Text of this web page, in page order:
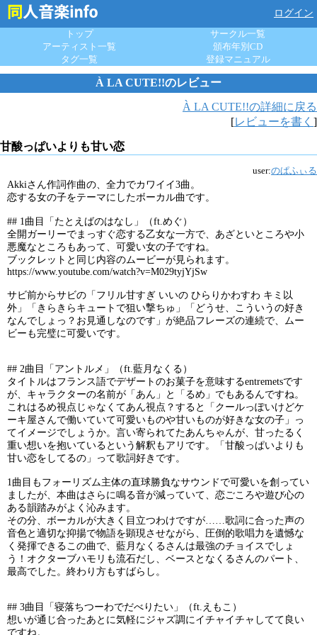
ログイン
トップ
サークル一覧
アーティスト一覧
頒布年別CD
タグ一覧
登録マニュアル
À LA CUTE!!のレビュー
À LA CUTE!!の詳細に戻る
[レビューを書く ]
甘酸っぱいよりも甘い恋
user:のぱふぃる
Akkiさん作詞作曲の、全力でカワイイ3曲。
恋する女の子をテーマにしたボーカル曲です。
## 1曲目「たとえばのはなし」（ft.めぐ）
全開ガーリーでまっすぐ恋する乙女な一方で、あざといところや小
悪魔なところもあって、可愛い女の子ですね。
ブックレットと同じ内容のムービーが見られます。
https://www.youtube.com/watch?v=M029tyjYjSw
サビ前からサビの「フリル甘すぎ いいの ひらりかわすわ キミ以
外」「きらきらキュートで狙い撃ちゅ」「どうせ、こういうの好き
なんでしょっ？お見通しなのです」が絶品フレーズの連続で、ムー
ビーも完璧に可愛いです。
## 2曲目「アントルメ」（ft.藍月なくる）
タイトルはフランス語でデザートのお菓子を意味するentremetsです
が、キャラクターの名前が「あん」と「るめ」でもあるんですね。
これはるめ視点じゃなくてあん視点？すると「クールっぽいけどケ
ーキ屋さんで働いていて可愛いものや甘いものが好きな女の子」っ
てイメージでしょうか。言い寄られてたあんちゃんが、甘ったるく
重い想いを抱いているという解釈もアリです。「甘酸っぱいよりも
甘い恋をしてるの」って歌詞好きです。
1曲目もフォーリズム主体の直球勝負なサウンドで可愛いを創ってい
ましたが、本曲はさらに鳴る音が減っていて、恋ごころや遊び心の
ある韻踏みがよく沁みます。
その分、ボーカルが大きく目立つわけですが……歌詞に合った声の
音色と適切な抑揚で物語を顕現させながら、圧倒的歌唱力を遺憾な
く発揮できるこの曲で、藍月なくるさんは最強のチョイスでしょ
う！オクターブハモリも流石だし、ベースとなくるさんのパート、
最高でした。終わり方もすばらし。
## 3曲目「寝落ちつーわでだべりたい」（ft.えもこ）
想いが通じ合ったあとに気軽にジャズ調にイチャイチャしてて良い
ですね。